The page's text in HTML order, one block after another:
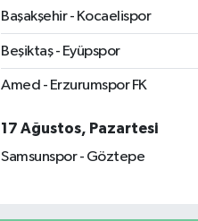
Başakşehir - Kocaelispor
Beşiktaş - Eyüpspor
Amed - Erzurumspor FK
17 Ağustos, Pazartesi
Samsunspor - Göztepe